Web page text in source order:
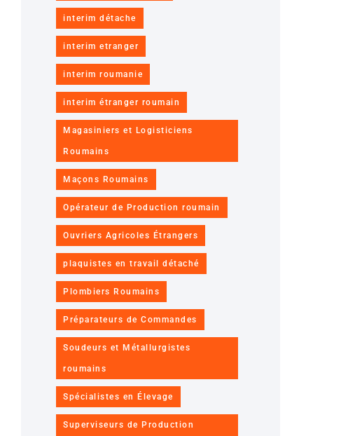
interim détache
interim etranger
interim roumanie
interim étranger roumain
Magasiniers et Logisticiens
Roumains
Maçons Roumains
Opérateur de Production roumain
Ouvriers Agricoles Étrangers
plaquistes en travail détaché
Plombiers Roumains
Préparateurs de Commandes
Soudeurs et Métallurgistes
roumains
Spécialistes en Élevage
Superviseurs de Production